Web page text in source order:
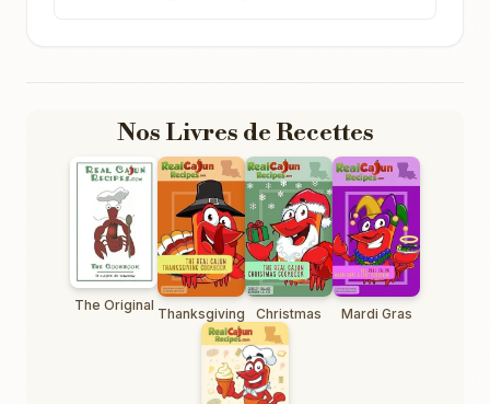
Nos Livres de Recettes
The Original Thanksgiving Christmas Mardi Gras